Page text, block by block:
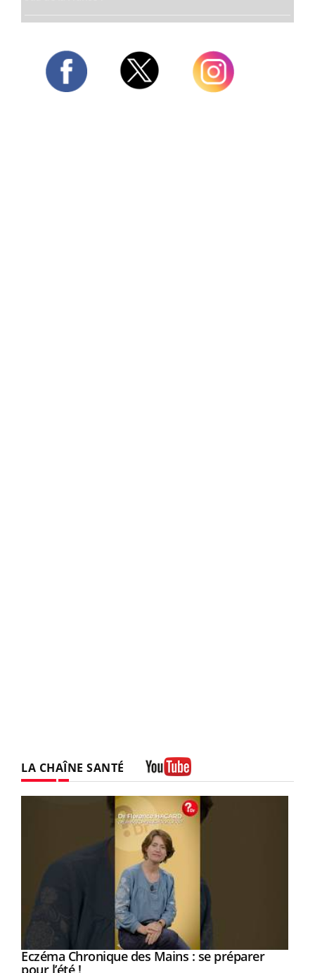
LA CHAÎNE SANTÉ
Youtube
Eczéma Chronique des Mains : se préparer
pour l’été !Youtube